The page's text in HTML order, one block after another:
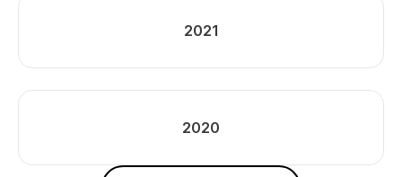
2021
2020